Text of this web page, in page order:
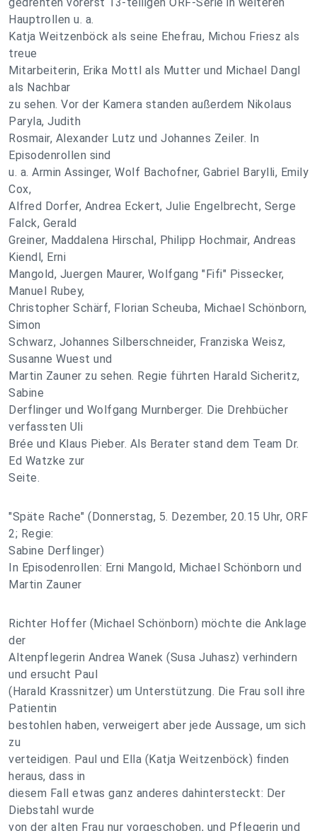
Hauptrollen u. a.
Katja Weitzenböck als seine Ehefrau, Michou Friesz als
treue
Mitarbeiterin, Erika Mottl als Mutter und Michael Dangl
als Nachbar
zu sehen. Vor der Kamera standen außerdem Nikolaus
Paryla, Judith
Rosmair, Alexander Lutz und Johannes Zeiler. In
Episodenrollen sind
u. a. Armin Assinger, Wolf Bachofner, Gabriel Barylli, Emily
Cox,
Alfred Dorfer, Andrea Eckert, Julie Engelbrecht, Serge
Falck, Gerald
Greiner, Maddalena Hirschal, Philipp Hochmair, Andreas
Kiendl, Erni
Mangold, Juergen Maurer, Wolfgang "Fifi" Pissecker,
Manuel Rubey,
Christopher Schärf, Florian Scheuba, Michael Schönborn,
Simon
Schwarz, Johannes Silberschneider, Franziska Weisz,
Susanne Wuest und
Martin Zauner zu sehen. Regie führten Harald Sicheritz,
Sabine
Derflinger und Wolfgang Murnberger. Die Drehbücher
verfassten Uli
Brée und Klaus Pieber. Als Berater stand dem Team Dr.
Ed Watzke zur
Seite.
"Späte Rache" (Donnerstag, 5. Dezember, 20.15 Uhr, ORF
2; Regie:
Sabine Derflinger)
In Episodenrollen: Erni Mangold, Michael Schönborn und
Martin Zauner
Richter Hoffer (Michael Schönborn) möchte die Anklage
der
Altenpflegerin Andrea Wanek (Susa Juhasz) verhindern
und ersucht Paul
(Harald Krassnitzer) um Unterstützung. Die Frau soll ihre
Patientin
bestohlen haben, verweigert aber jede Aussage, um sich
zu
verteidigen. Paul und Ella (Katja Weitzenböck) finden
heraus, dass in
diesem Fall etwas ganz anderes dahintersteckt: Der
Diebstahl wurde
von der alten Frau nur vorgeschoben, und Pflegerin und